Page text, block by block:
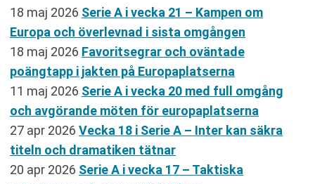
18 maj 2026 Serie A i vecka 21 – Kampen om
Europa och överlevnad i sista omgången
18 maj 2026 Favoritsegrar och oväntade
poängtapp i jakten på Europaplatserna
11 maj 2026 Serie A i vecka 20 med full omgång
och avgörande möten för europaplatserna
27 apr 2026 Vecka 18 i Serie A – Inter kan säkra
titeln och dramatiken tätnar
20 apr 2026 Serie A i vecka 17 – Taktiska